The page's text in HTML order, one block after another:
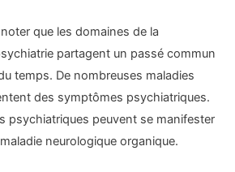
que les domaines de la
partagent un passé commun
temps. De nombreuses maladies
des symptômes psychiatriques.
psychiatriques peuvent se manifester
neurologique organique.